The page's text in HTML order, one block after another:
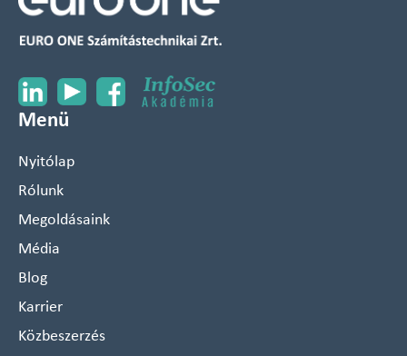
Menü
Nyitólap
Rólunk
Megoldásaink
Média
Blog
Karrier
Közbeszerzés